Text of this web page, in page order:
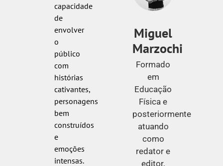
capacidade
de
envolver
o
público
com
histórias
cativantes,
personagens
bem
construídos
e
emoções
intensas.
Miguel
Marzochi
Formado
em
Educação
Física e
posteriormente
atuando
como
redator e
editor,